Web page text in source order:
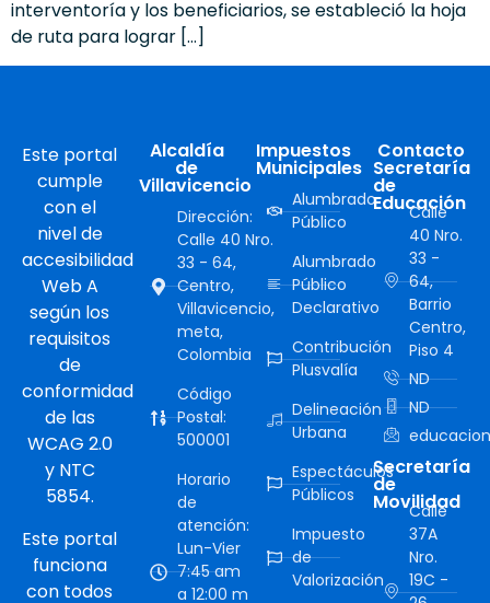
interventoría y los beneficiarios, se estableció la hoja
de ruta para lograr […]
Este portal
cumple
con el
nivel de
accesibilidad
Web A
según los
requisitos
de
conformidad
de las
WCAG 2.0
y NTC
5854.
Este portal
funciona
con todos
Alcaldía
de
Villavicencio
Dirección:
Calle 40 Nro.
33 - 64,
Centro,
Villavicencio,
meta,
Colombia
Código
Postal:
500001
Horario
de
atención:
Lun-Vier
7:45 am
a 12:00 m
Impuestos
Municipales
Alumbrado
Público
Alumbrado
Público
Declarativo
Contribución
Plusvalía
Delineación
Urbana
Espectáculos
Públicos
Impuesto
de
Valorización
Contacto
Secretaría
de
Educación
Calle
40 Nro.
33 -
64,
Barrio
Centro,
Piso 4
ND
ND
Secretaría
de
Movilidad
Calle
37A
Nro.
19C -